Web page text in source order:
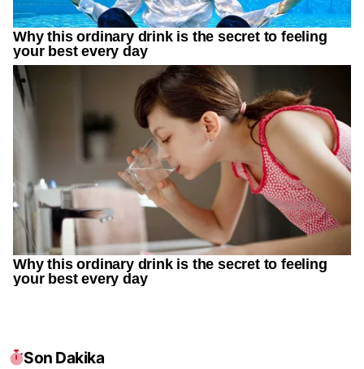
Son Dakika